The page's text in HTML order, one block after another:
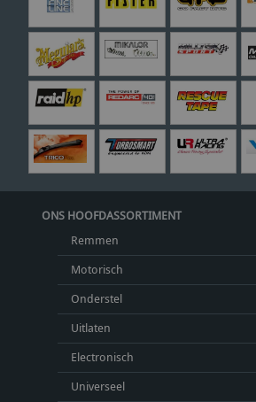
ONS HOOFDASSORTIMENT
Remmen
Motorisch
Onderstel
Uitlaten
Electronisch
Universeel